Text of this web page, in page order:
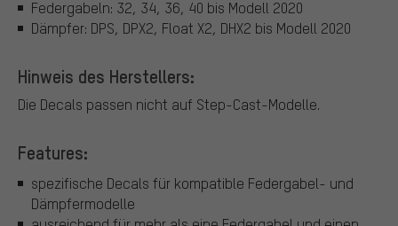
Federgabeln: 32, 34, 36, 40 bis Modell 2020
Dämpfer: DPS, DPX2, Float X2, DHX2 bis Modell 2020
Hinweis des Herstellers:
Die Decals passen nicht auf Step-Cast-Modelle.
Features:
spezifische Decals für kompatible Federgabel- und
Dämpfermodelle